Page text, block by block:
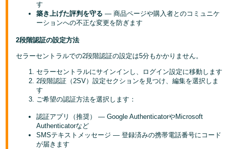
本
語
JP
English
- JP
グ
ン
さ
っ
そ
く
始
め
る
す
築き上げた評判を守る — 商品ページや購入者とのコミュニケ
ーションへの不正な変更を防ぎます
2段階認証の設定方法
セラーセントラルでの2段階認証の設定は5分もかかりません。
セラーセントラルにサインインし、ログイン設定に移動します
2段階認証（2SV）設定セクションを見つけ、編集を選択しま
す
ご希望の認証方法を選択します：
認証アプリ（推奨） — Google AuthenticatorやMicrosoft
Authenticatorなど
SMSテキストメッセージ — 登録済みの携帯電話番号にコード
が届きます